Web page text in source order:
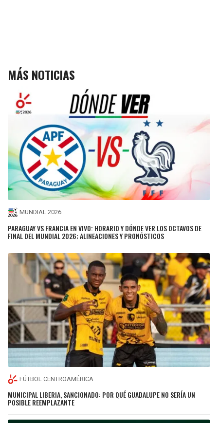
MÁS NOTICIAS
MUNDIAL 2026
PARAGUAY VS FRANCIA EN VIVO: HORARIO Y DÓNDE VER LOS OCTAVOS DE
FINAL DEL MUNDIAL 2026; ALINEACIONES Y PRONÓSTICOS
FÚTBOL CENTROAMÉRICA
MUNICIPAL LIBERIA, SANCIONADO: POR QUÉ GUADALUPE NO SERÍA UN
POSIBLE REEMPLAZANTE